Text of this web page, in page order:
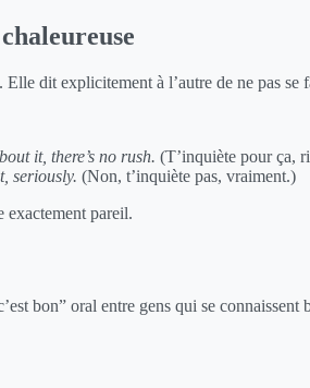
dit explicitement à l’autre de ne pas
it, there’s no rush. (T’inquiète pour ça,
seriously. (Non, t’inquiète pas, vraiment.)
pareil.
bon” oral entre gens qui se